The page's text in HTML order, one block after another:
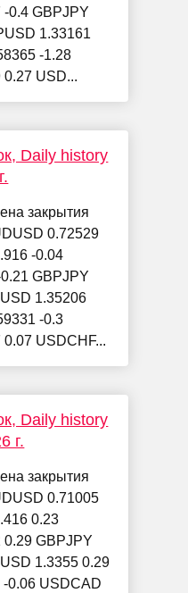
0.4 GBPJPY
1.33161
-1.28
USD...
Daily history
закрытия
0.72529
-0.04
GBPJPY
1.35206
-0.3
USDCHF...
Daily history
г.
закрытия
0.71005
0.23
GBPJPY
1.3355 0.29
0.06 USDCAD